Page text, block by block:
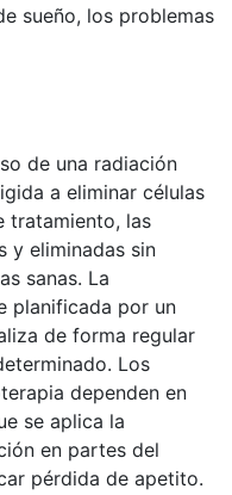
sueño, los problemas
de una radiación
a eliminar células
tratamiento, las
y eliminadas sin
sanas. La
planificada por un
de forma regular
Los
dependen en
se aplica la
en partes del
pérdida de apetito.